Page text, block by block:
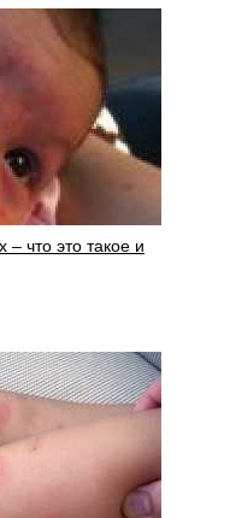
что это такое и